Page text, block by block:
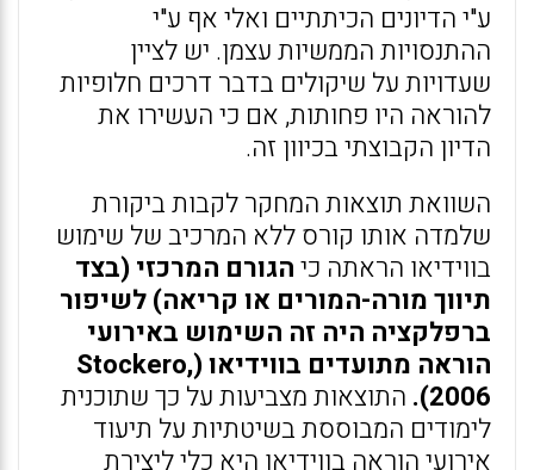
ע"י הדיונים הכיתתיים ואלי אף ע"י
ההתנסויות הממשיות עצמן. יש לציין
שעדויות על שיקולים בדבר דרכים חלופיות
להוראה היו פחותות, אם כי העשירו את
הדיון הקבוצתי בכיוון זה.
השוואת תוצאות המחקר לקבות ביקורת
שלמדה אותו קורס ללא המרכיב של שימוש
בווידיאו הראתה כיהגורם המרכזי (בצד
תיווך מורה-המורים או קריאה) לשיפור
ברפלקציה היה זה השימוש באירועי
הוראה מתועדים בווידיאו (Stockero,
2006).
התוצאות מצביעות על כך שתוכנית
לימודים המבוססת בשיטתיות על תיעוד
אירועי הוראה בווידיאו היא כלי ליצירת